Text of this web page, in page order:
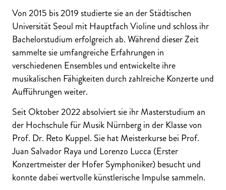
Von 2015 bis 2019 studierte sie an der Städtischen
Universität Seoul mit Hauptfach Violine und schloss ihr
Bachelorstudium erfolgreich ab. Während dieser Zeit
sammelte sie umfangreiche Erfahrungen in
verschiedenen Ensembles und entwickelte ihre
musikalischen Fähigkeiten durch zahlreiche Konzerte und
Aufführungen weiter.
Seit Oktober 2022 absolviert sie ihr Masterstudium an
der Hochschule für Musik Nürnberg in der Klasse von
Prof. Dr. Reto Kuppel. Sie hat Meisterkurse bei Prof.
Juan Salvador Raya und Lorenzo Lucca (Erster
Konzertmeister der Hofer Symphoniker) besucht und
konnte dabei wertvolle künstlerische Impulse sammeln.